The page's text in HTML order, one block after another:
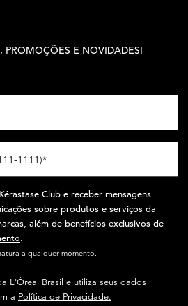
PROMOÇÕES E NOVIDADES!
1111)*
Club e receber mensagens
sobre produtos e serviços da
além de benefícios exclusivos de
.​
a qualquer momento.​
L'Óreal Brasil e utiliza seus dados
a Política de Privacidade.